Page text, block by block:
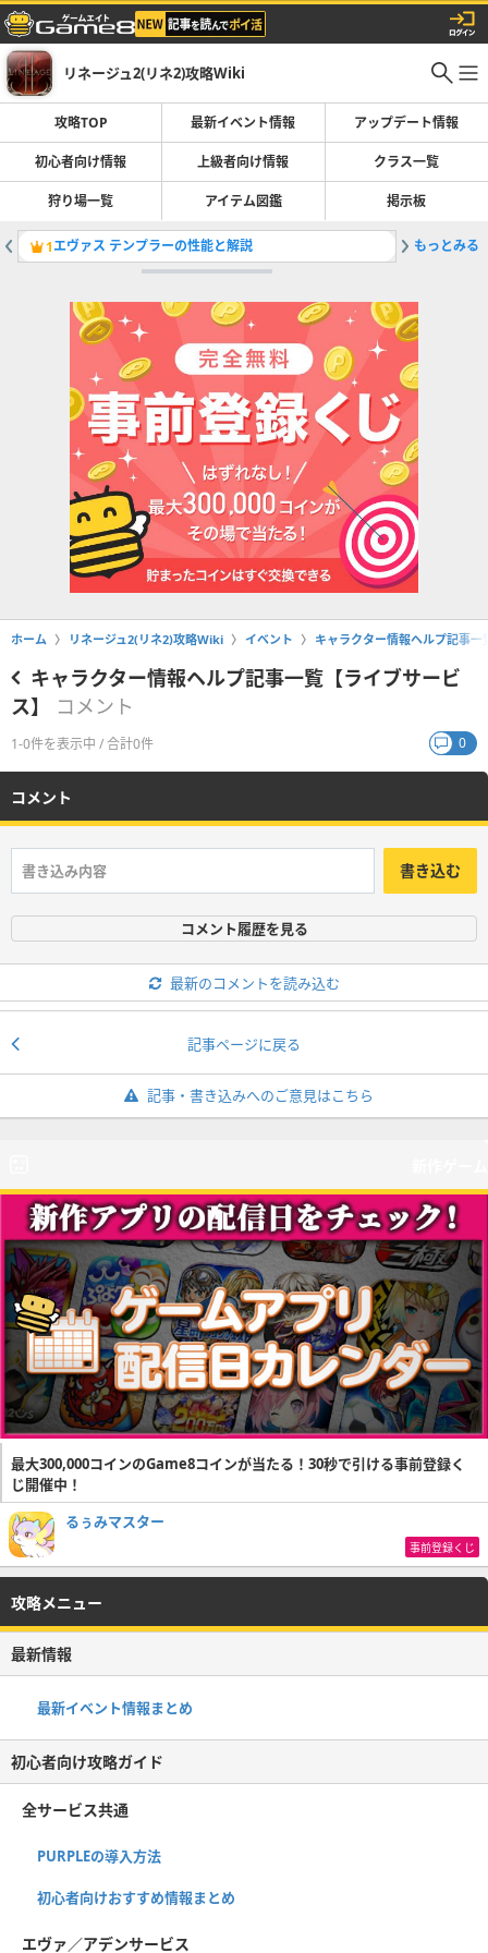
リネージュ2(リネ2)攻略Wiki
攻略TOP 最新イベント情報 アップデート情報
初心者向け情報 上級者向け情報 クラス一覧
狩り場一覧 アイテム図鑑 掲示板
1エヴァス テンプラーの性能と解説 2クラス一
もっとみる
ホーム リネージュ2(リネ2)攻略Wiki イベント キャラクター情報ヘルプ記事
キャラクター情報ヘルプ記事一覧【ライブサービ
ス】
コメント
1-0件を表示中 / 合計0件 0
コメント
書き込む
コメント履歴を見る
最新のコメントを読み込む
記事ページに戻る
記事・書き込みへのご意見はこちら
最大300,000コインのGame8コインが当たる！30秒で引ける事前登録く
じ開催中！
るぅみマスター
事前登録くじ
攻略メニュー
最新情報
最新イベント情報まとめ
初心者向け攻略ガイド
全サービス共通
PURPLEの導入方法
初心者向けおすすめ情報まとめ
エヴァ／アデンサービス